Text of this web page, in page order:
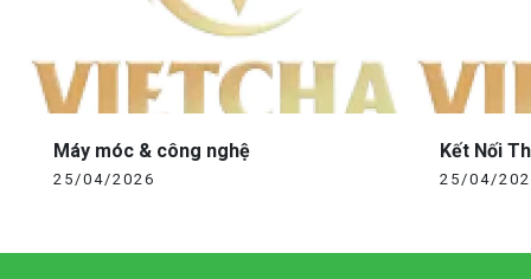
Máy móc & công nghệ
25/04/2026
Kết Nối
25/04/